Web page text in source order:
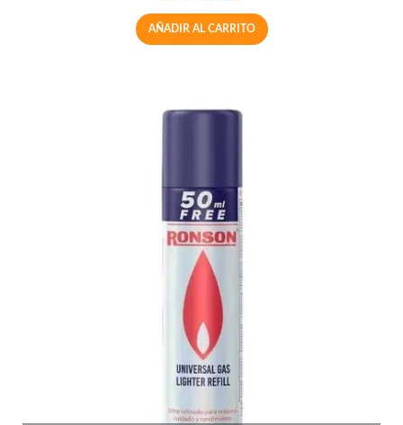
AÑADIR AL CARRITO